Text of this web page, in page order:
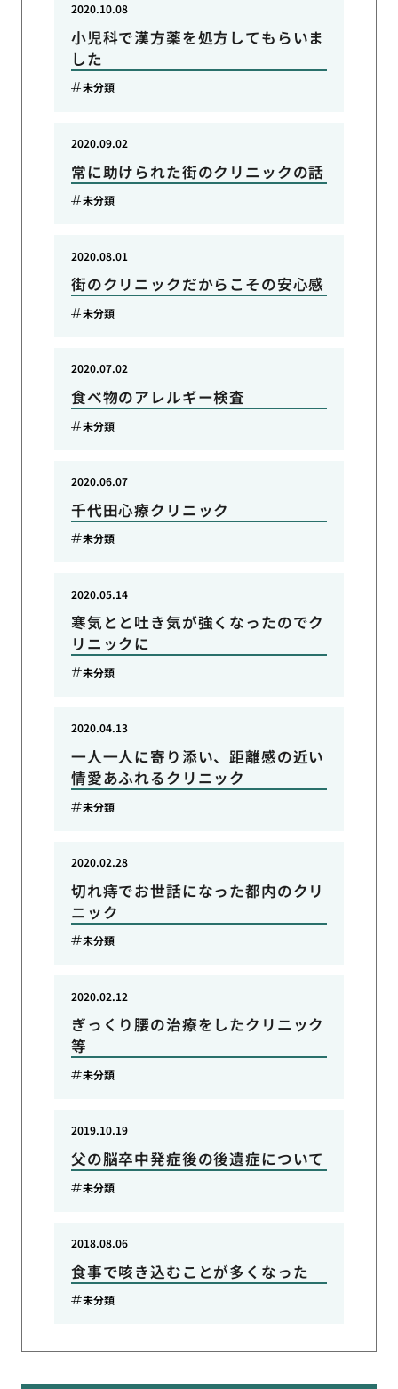
小児科で漢方薬を処方してもらいま
した
2020.10.08
未分類
常に助けられた街のクリニックの話
2020.09.02
未分類
街のクリニックだからこその安心感
2020.08.01
未分類
食べ物のアレルギー検査
2020.07.02
未分類
千代田心療クリニック
2020.06.07
未分類
寒気とと吐き気が強くなったのでク
リニックに
2020.05.14
未分類
一人一人に寄り添い、距離感の近い
情愛あふれるクリニック
2020.04.13
未分類
切れ痔でお世話になった都内のクリ
ニック
2020.02.28
未分類
ぎっくり腰の治療をしたクリニック
等
2020.02.12
未分類
父の脳卒中発症後の後遺症について
2019.10.19
未分類
食事で咳き込むことが多くなった
2018.08.06
未分類